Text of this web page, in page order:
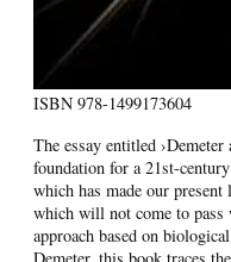
ISBN 978-1499173604
The essay entitled
foundation for a 21st-
which has made our
which will not come to pass
approach based on